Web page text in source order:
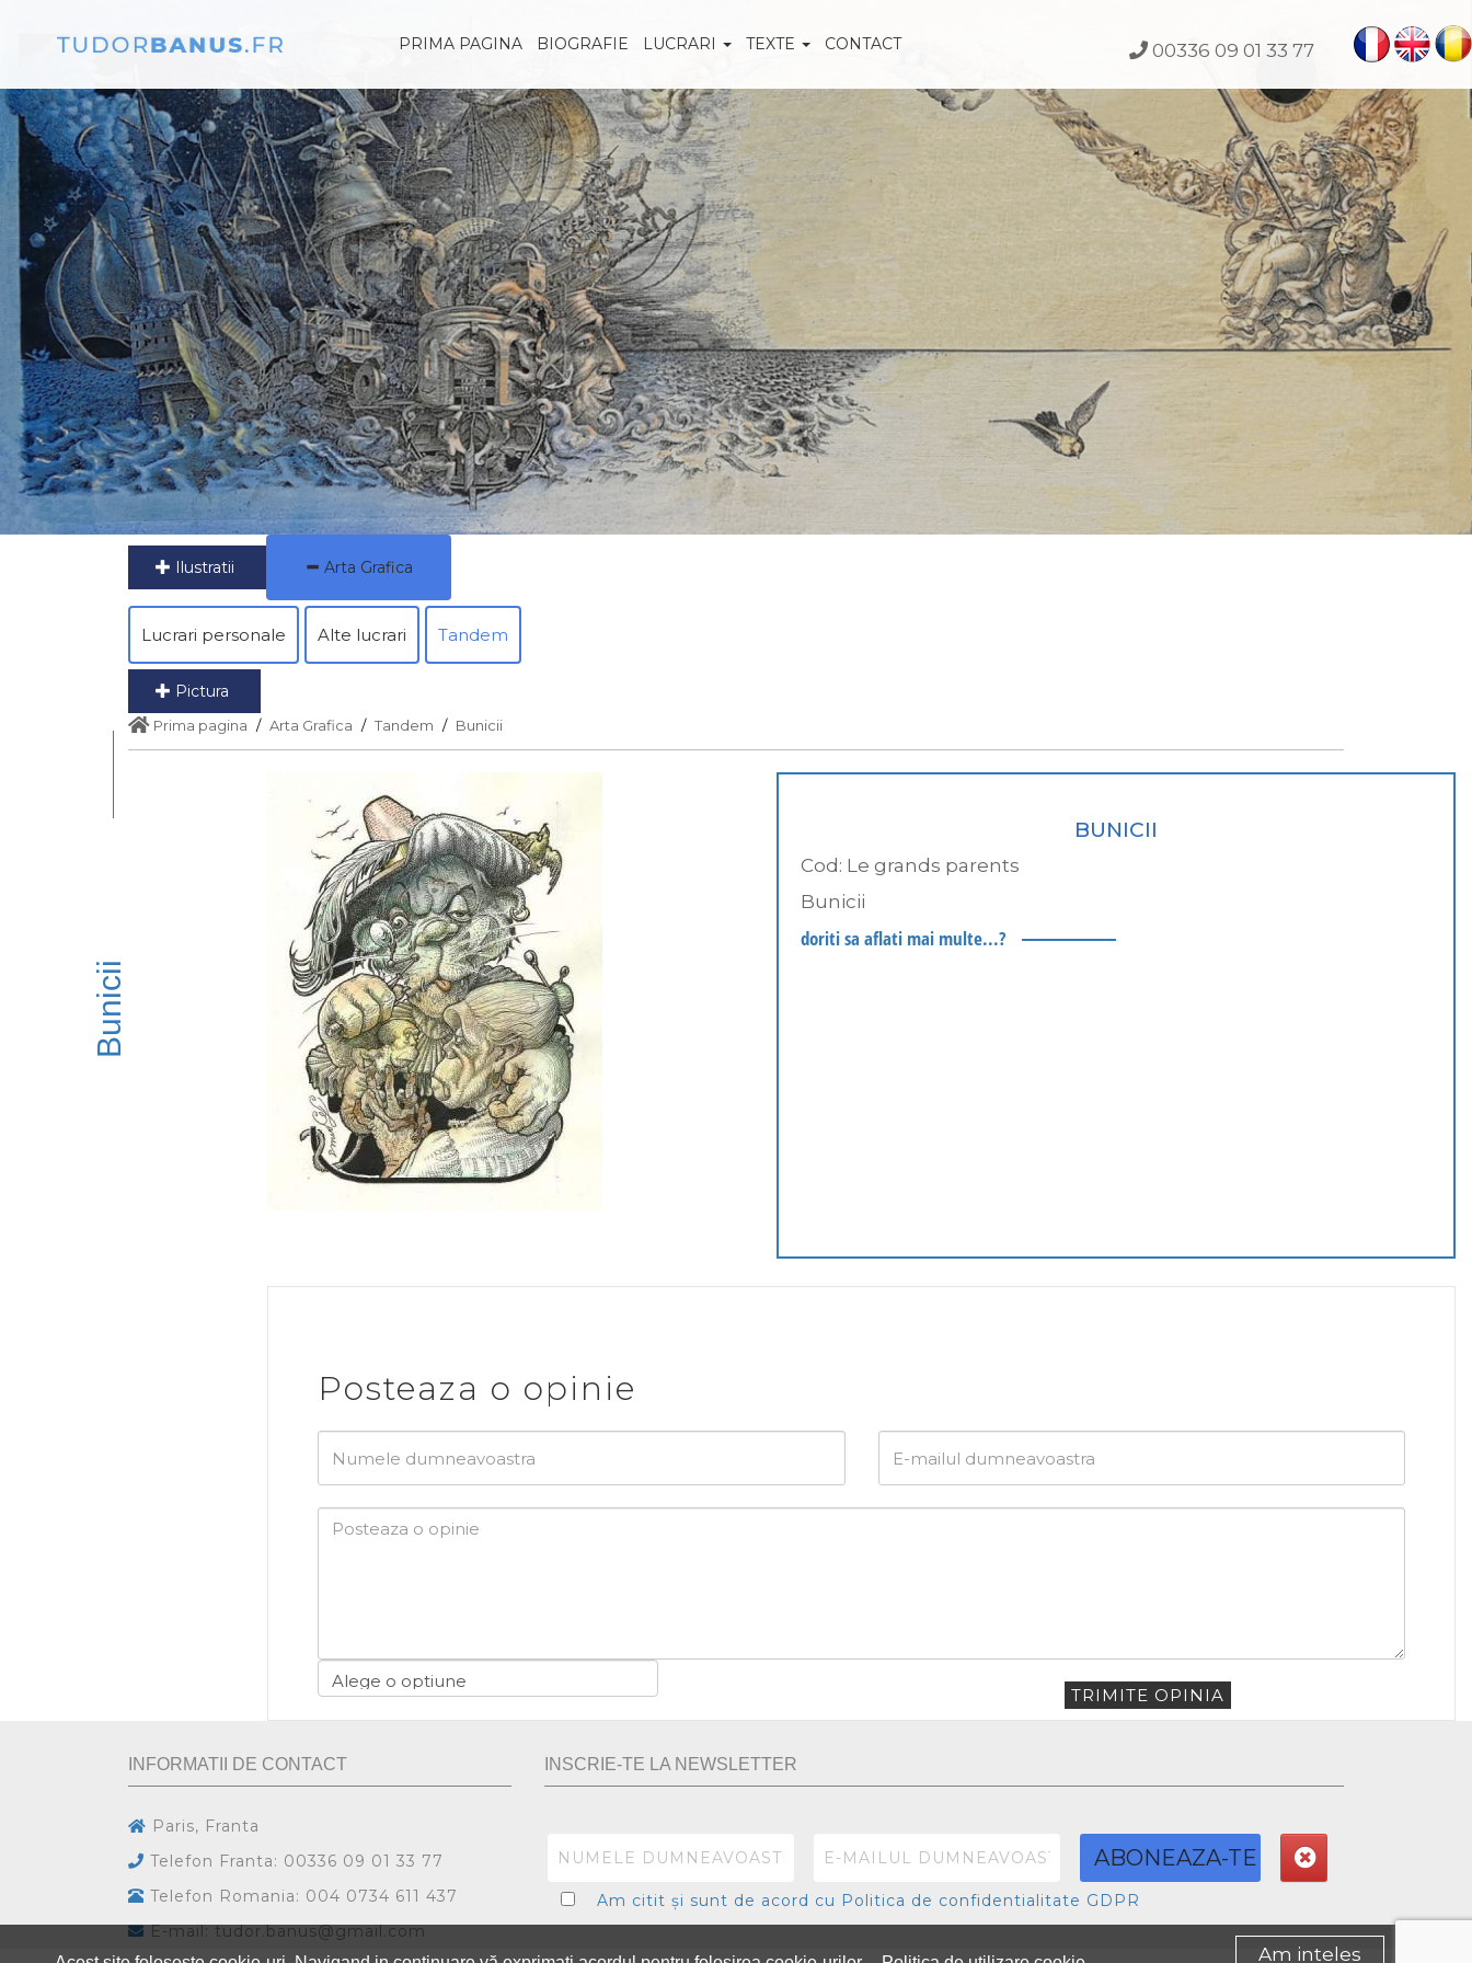
PRIMA PAGINA BIOGRAFIE LUCRARI TEXTE CONTACT 00336 09 01 33 77
Ilustratii Arta Grafica
Lucrari personale Alte lucrari Tandem
Pictura
Prima pagina Arta Grafica Tandem Bunicii
Bunicii
BUNICII
Cod: Le grands parents
Bunicii
doriti sa aflati mai multe...?
Posteaza o opinie
dumneavoastra
mailul
dumneavoastra
TRIMITE OPINIA
INFORMATII DE CONTACT
Paris, Franta
Telefon Franta: 00336 09 01 33 77
Telefon Romania: 004 0734 611 437
E-mail: tudor.banus@gmail.com
INSCRIE-TE LA NEWSLETTER
ABONEAZA-TE
Am citit și sunt de acord cu Politica de confidentialitate GDPR
Am inteles